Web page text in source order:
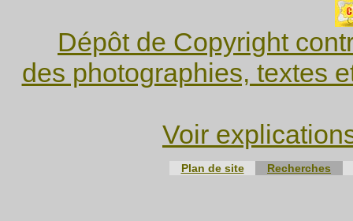
Dépôt de Copyright
des photographies, textes
Voir
Plan de site Recherches